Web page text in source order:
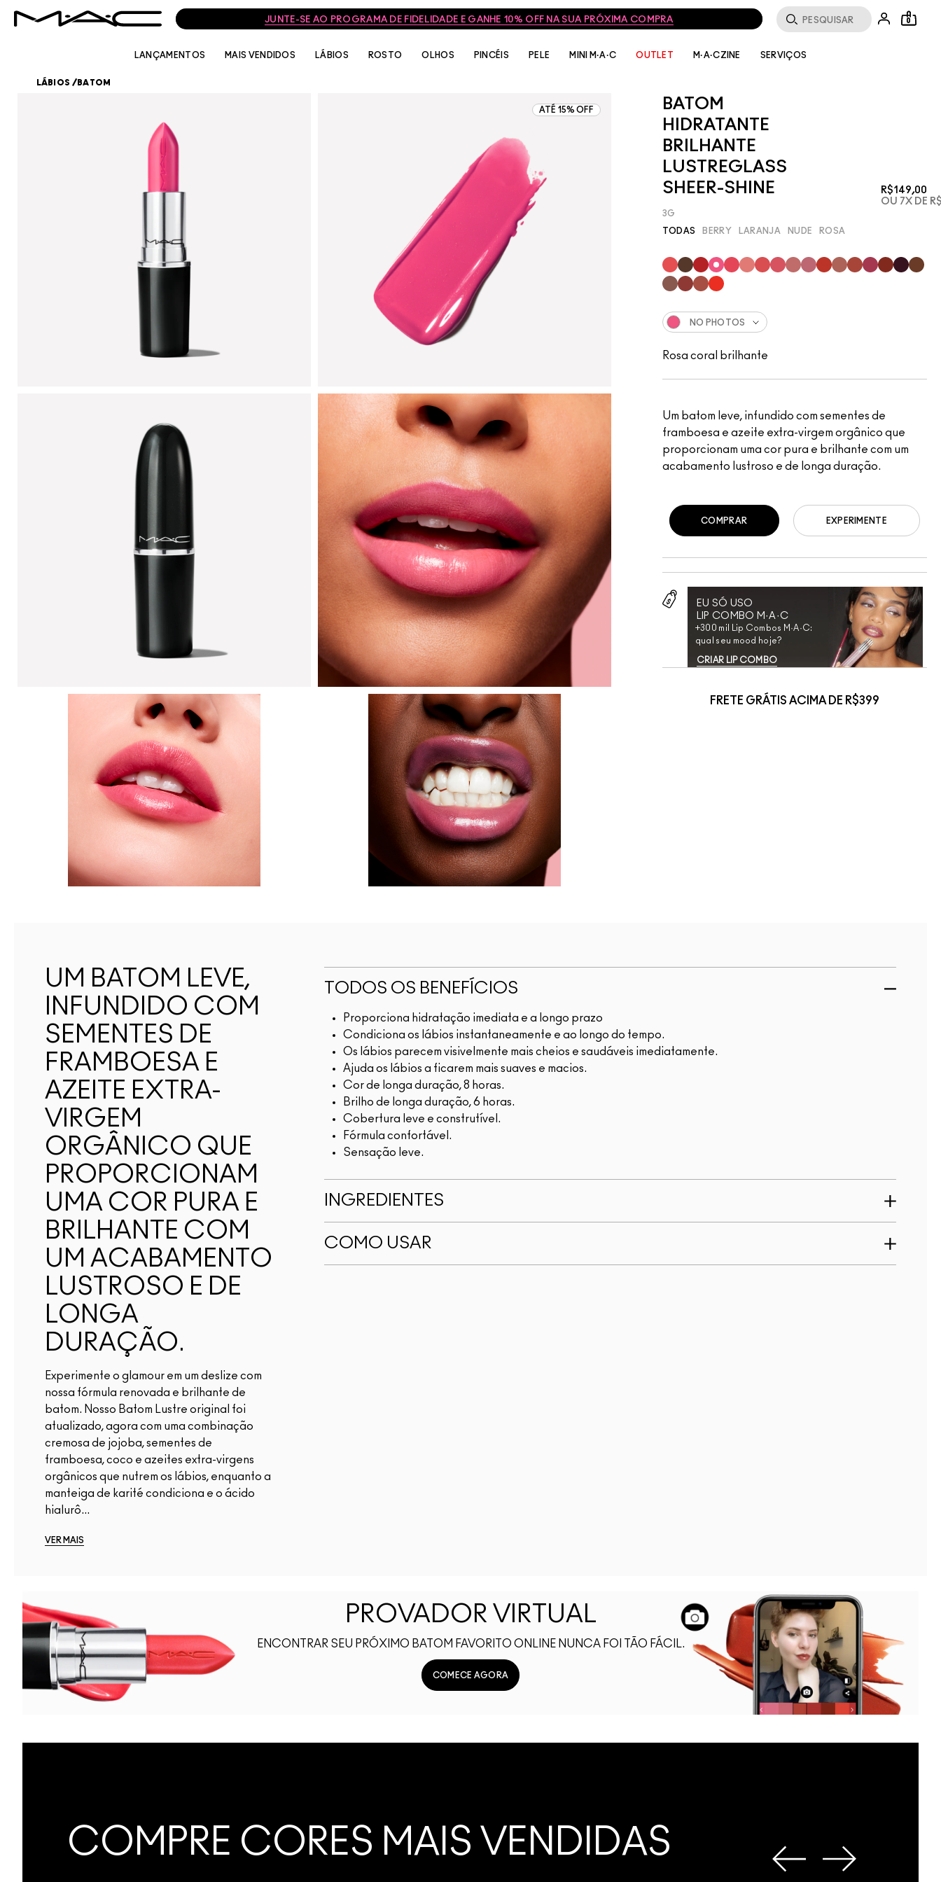
JUNTE-SE AO PROGRAMA DE FIDELIDADE E GANHE 10% OFF NA SUA PRÓXIMA COMPRA 0
LANÇAMENTOS MAIS VENDIDOS LÁBIOS ROSTO OLHOS PINCÉIS PELE MINI M·A·C OUTLET M·A·CZINE SERVIÇOS
LÁBIOS /BATOM
ATÉ 15% OFF
BATOM
HIDRATANTE
BRILHANTE
LUSTREGLASS
SHEER-SHINE
R$149,00
OU 7X DE
3G
Um batom leve, infundido com sementes de
framboesa e azeite extra-virgem orgânico que
proporcionam uma cor pura e brilhante com um
acabamento lustroso e de longa duração.
TODAS BERRY LARANJA NUDE ROSA
NO PHOTOS
Rosa coral brilhante
EU SÓ USO
LIP COMBO M·A·C
+300 mil Lip Combos M·A·C:
qual seu mood hoje?
CRIAR LIP COMBO
EXPERIMENTE
COMPRAR
FRETE GRÁTIS ACIMA DE R$399
UM BATOM LEVE,
INFUNDIDO COM
SEMENTES DE
FRAMBOESA E
AZEITE EXTRA-
VIRGEM
ORGÂNICO QUE
PROPORCIONAM
UMA COR PURA E
BRILHANTE COM
UM ACABAMENTO
LUSTROSO E DE
LONGA
DURAÇÃO.
Experimente o glamour em um deslize com
nossa fórmula renovada e brilhante de
batom. Nosso Batom Lustre original foi
atualizado, agora com uma combinação
cremosa de jojoba, sementes de
framboesa, coco e azeites extra-virgens
orgânicos que nutrem os lábios, enquanto a
manteiga de karité condiciona e o ácido
hialurô...
VER MAIS
TODOS OS BENEFÍCIOS
Proporciona hidratação imediata e a longo prazo
Condiciona os lábios instantaneamente e ao longo do tempo.
Os lábios parecem visivelmente mais cheios e saudáveis imediatamente.
Ajuda os lábios a ficarem mais suaves e macios.
Cor de longa duração, 8 horas.
Brilho de longa duração, 6 horas.
Cobertura leve e construtível.
Fórmula confortável.
Sensação leve.
INGREDIENTES
COMO USAR
PROVADOR VIRTUAL
ENCONTRAR SEU PRÓXIMO BATOM FAVORITO ONLINE NUNCA FOI TÃO FÁCIL.
COMECE AGORA
COMPRE CORES MAIS VENDIDAS